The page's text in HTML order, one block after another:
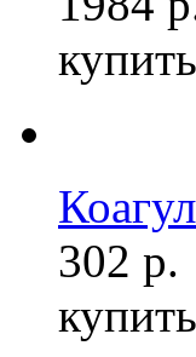
купить
302 р.
купить